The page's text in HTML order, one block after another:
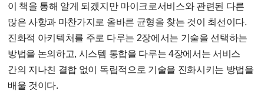
이 책을 통해 알게 되겠지만 마이크로서비스와 관련된 다른
많은 사항과 마찬가지로 올바른 균형을 찾는 것이 최선이다.
진화적 아키텍처를 주로 다루는 2장에서는 기술을 선택하는
방법을 논의하고, 시스템 통합을 다루는 4장에서는 서비스
간의 지나친 결합 없이 독립적으로 기술을 진화시키는 방법을
배울 것이다.